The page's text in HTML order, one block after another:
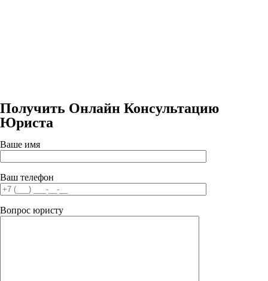
Получить Онлайн Консультацию
Юриста
Ваше имя
Ваш телефон
Вопрос юристу